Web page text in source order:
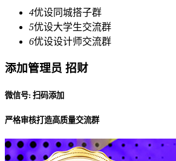
4优设同城搭子群
5优设大学生交流群
6优设设计师交流群
添加管理员 招财
微信号: 扫码添加
严格审核打造高质量交流群